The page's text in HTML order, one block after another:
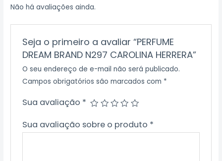
Não há avaliações ainda.
Seja o primeiro a avaliar “PERFUME
DREAM BRAND N297 CAROLINA HERRERA”
O seu endereço de e-mail não será publicado.
Campos obrigatórios são marcados com *
Sua avaliação *
Sua avaliação sobre o produto *